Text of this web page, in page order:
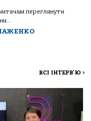
переглянути
ВСІ ІНТЕРВ'Ю >